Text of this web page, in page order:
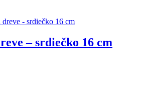
– srdiečko 16 cm